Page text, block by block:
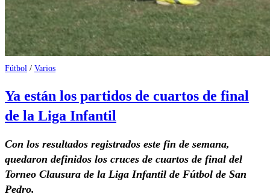
Fútbol / Varios
Ya están los partidos de cuartos de final
de la Liga Infantil
Con los resultados registrados este fin de semana,
quedaron definidos los cruces de cuartos de final del
Torneo Clausura de la Liga Infantil de Fútbol de San
Pedro.